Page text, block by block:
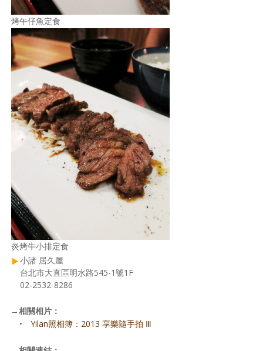
烤午仔魚定食
炎烤牛小排定食
小諸 居久屋
台北市大直區明水路545-1號1F
02-2532-8286
→相關相片：
•
Yilan照相簿：2013 享樂隨手拍 Ⅲ